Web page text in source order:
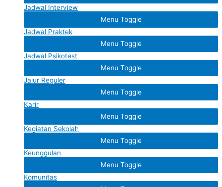
Jadwal Interview
Menu Toggle
Jadwal Praktek
Menu Toggle
Jadwal Psikotest
Menu Toggle
Jalur Reguler
Menu Toggle
Karir
Menu Toggle
Kegiatan Sekolah
Menu Toggle
Keunggulan
Menu Toggle
Komunitas